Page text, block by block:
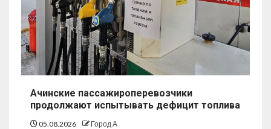
Ачинские пассажироперевозчики
продолжают испытывать дефицит топлива
05.08.2026 Город А